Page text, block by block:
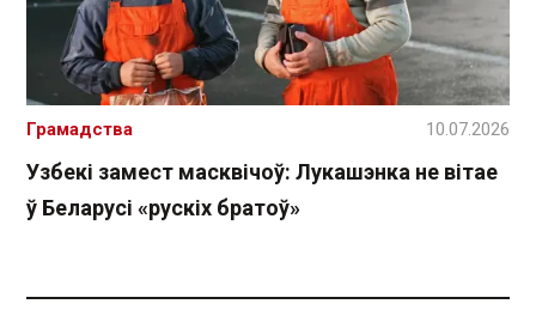
Узбекі замест масквічоў: Лукашэнка не вітае
ў Беларусі «рускіх братоў»
Грамадства 10.07.2026